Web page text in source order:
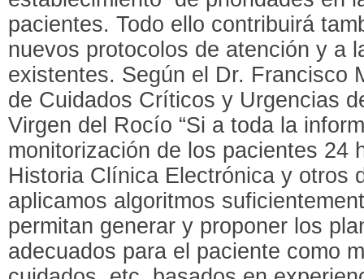
pacientes. Todo ello contribuirá
nuevos protocolos de atención y a
existentes. Según el Dr. Francisco
de Cuidados Críticos y Urgencias
Virgen del Rocío “Si a toda la
monitorización de los pacientes 24
Historia Clínica Electrónica y otros
aplicamos algoritmos
permitan generar y proponer los
adecuados para el paciente como